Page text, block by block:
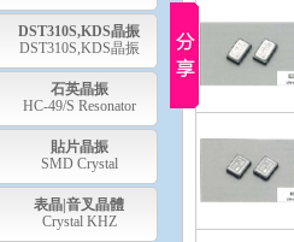
DST310S,KDS晶振
DST310S,KDS晶振
石英晶振
HC-49/S Resonator
貼片晶振
SMD Crystal
表晶|音叉晶體
Crystal KHZ